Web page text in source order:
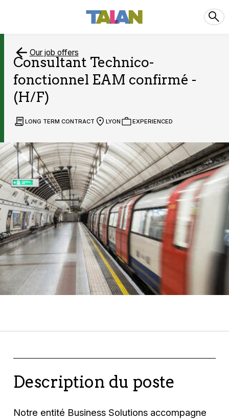
Our job offers
Consultant Technico-
fonctionnel EAM confirmé -
(H/F)
LONG TERM CONTRACT LYON EXPERIENCED
Description du poste
Notre entité Business Solutions accompagne